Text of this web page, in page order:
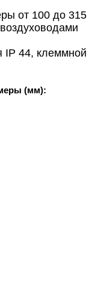
от 100 до
IP 44, клеммной
(мм):